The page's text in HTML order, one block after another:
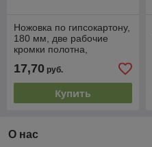
Ножовка по гипсокартону,
180 мм, две рабочие
кромки полотна,
рукоятка MATRIX
17,70 руб.
Купить
О нас